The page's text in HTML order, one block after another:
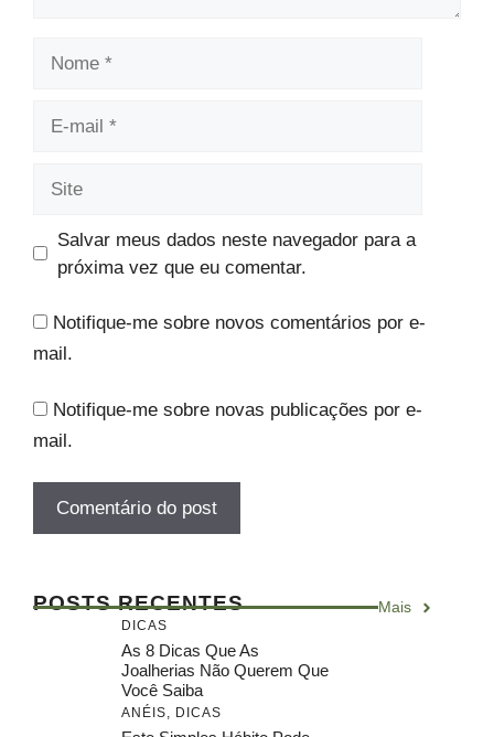
Salvar meus dados neste navegador para a
próxima vez que eu comentar.
Notifique-me sobre novos comentários por e-
mail.
Notifique-me sobre novas publicações por e-
mail.
POSTS RECENTES Mais
DICAS
As 8 Dicas Que As
Joalherias Não Querem Que
Você Saiba
ANÉIS, DICAS